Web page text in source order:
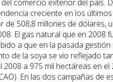
comercio exterior del país.
creciente en los
508,8 millones de dólares,
El gas natural que en 2008
a que en la pasada
de la soya se vio reflejado
a 975 mil hectáreas en
En las dos campañas de